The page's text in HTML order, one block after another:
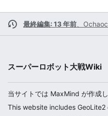
最終編集: 13 年前
スーパーロボット大戦Wiki
当サイトでは MaxMind が作成
This website includes